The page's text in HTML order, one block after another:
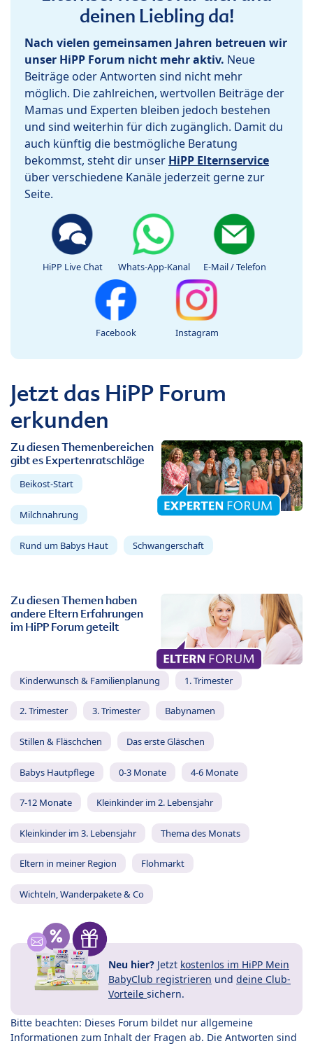
deinen Liebling da!
Nach vielen gemeinsamen Jahren betreuen wir
unser HiPP Forum nicht mehr aktiv. Neue
Beiträge oder Antworten sind nicht mehr
möglich. Die zahlreichen, wertvollen Beiträge der
Mamas und Experten bleiben jedoch bestehen
und sind weiterhin für dich zugänglich. Damit du
auch künftig die bestmögliche Beratung
bekommst, steht dir unser HiPP Elternservice
über verschiedene Kanäle jederzeit gerne zur
Seite.
HiPP Live Chat Whats-App-Kanal E-Mail / Telefon
Facebook Instagram
Jetzt das HiPP Forum
erkunden
Zu diesen Themenbereichen
gibt es Expertenratschläge
Beikost-Start
Milchnahrung
Rund um Babys Haut Schwangerschaft
Zu diesen Themen haben
andere Eltern Erfahrungen
im HiPP Forum geteilt
Kinderwunsch & Familienplanung 1. Trimester
2. Trimester 3. Trimester Babynamen
Stillen & Fläschchen Das erste Gläschen
Babys Hautpflege 0-3 Monate 4-6 Monate
7-12 Monate Kleinkinder im 2. Lebensjahr
Kleinkinder im 3. Lebensjahr Thema des Monats
Eltern in meiner Region Flohmarkt
Wichteln, Wanderpakete & Co
Neu hier? Jetzt kostenlos im HiPP Mein
BabyClub registrieren und deine Club-
Vorteile sichern.
Bitte beachten: Dieses Forum bildet nur allgemeine
Informationen zum Inhalt der Fragen ab. Die Antworten sind